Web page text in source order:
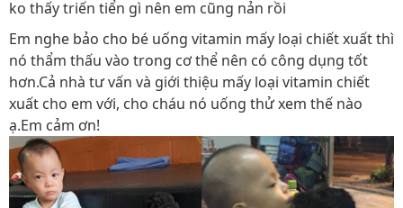
ko thấy triến tiển gì nên em cũng nản rồi
Em nghe bảo cho bé uống vitamin mấy loại chiết xuất thì
nó thẩm thấu vào trong cơ thể nên có công dụng tốt
hơn.Cả nhà tư vấn và giới thiệu mấy loại vitamin chiết
xuất cho em với, cho cháu nó uống thử xem thế nào
ạ.Em cảm ơn!